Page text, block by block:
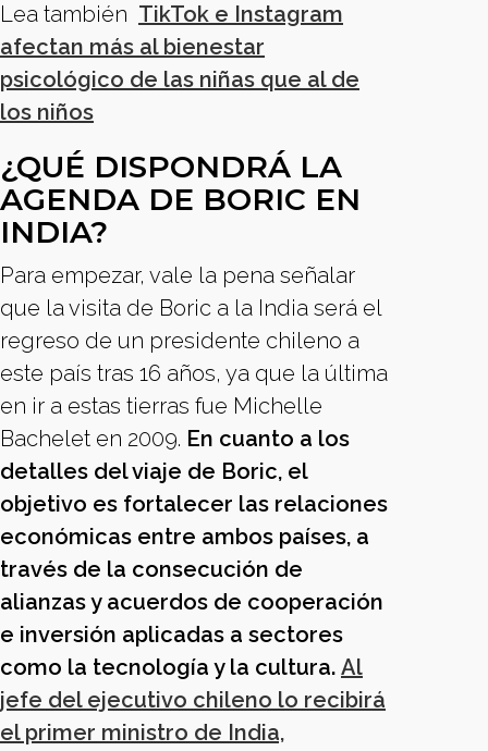
Lea también TikTok e Instagram
afectan más al bienestar
psicológico de las niñas que al de
los niños
¿QUÉ DISPONDRÁ LA
AGENDA DE BORIC EN
INDIA?
Para empezar, vale la pena señalar
que la visita de Boric a la India será el
regreso de un presidente chileno a
este país tras 16 años, ya que la última
en ir a estas tierras fue Michelle
Bachelet en 2009. En cuanto a los
detalles del viaje de Boric, el
objetivo es fortalecer las relaciones
económicas entre ambos países, a
través de la consecución de
alianzas y acuerdos de cooperación
e inversión aplicadas a sectores
como la tecnología y la cultura. Al
jefe del ejecutivo chileno lo recibirá
el primer ministro de India,